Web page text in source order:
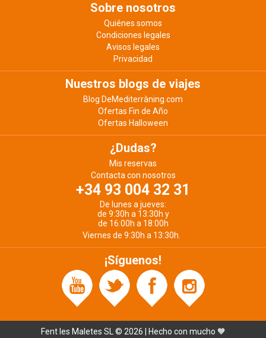
Sobre nosotros
Quiénes somos
Condiciones legales
Avisos legales
Privacidad
Nuestros blogs de viajes
Blog DeMediterràning.com
Ofertas Fin de Año
Ofertas Halloween
¿Dudas?
Mis reservas
Contacta con nosotros
+34 93 004 32 31
De lunes a jueves:
de 9:30h a 13:30h y
de 16:00h a 18:00h
Viernes de 9:30h a 13:30h.
¡Síguenos!
Fent les Maletes SL © 2026 | Hecho con mucho 🧡